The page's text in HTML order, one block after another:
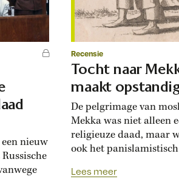
nieuw
Recensie
Tocht naar
maakt
De pelgrimage van
Mekka was niet alleen
religieuze daad, maar
ook het
Lees meer